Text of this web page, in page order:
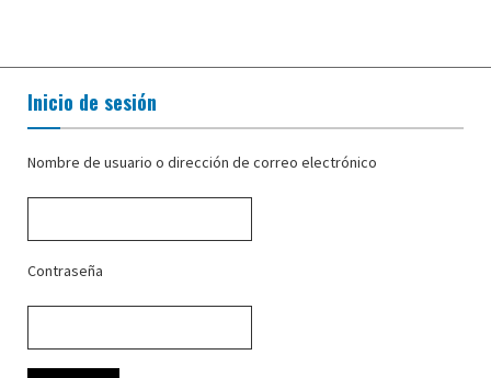
Inicio de sesión
Nombre de usuario o dirección de correo electrónico
Contraseña